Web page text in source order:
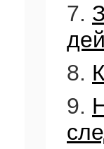
7.
8.
9.